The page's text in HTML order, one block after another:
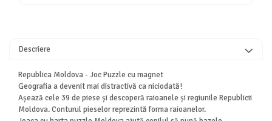
Descriere
Republica Moldova - Joc Puzzle cu magnet
Geografia a devenit mai distractivă ca niciodată!
Așează cele 39 de piese și descoperă raioanele și regiunile Republicii
Moldova. Conturul pieselor reprezintă forma raioanelor.